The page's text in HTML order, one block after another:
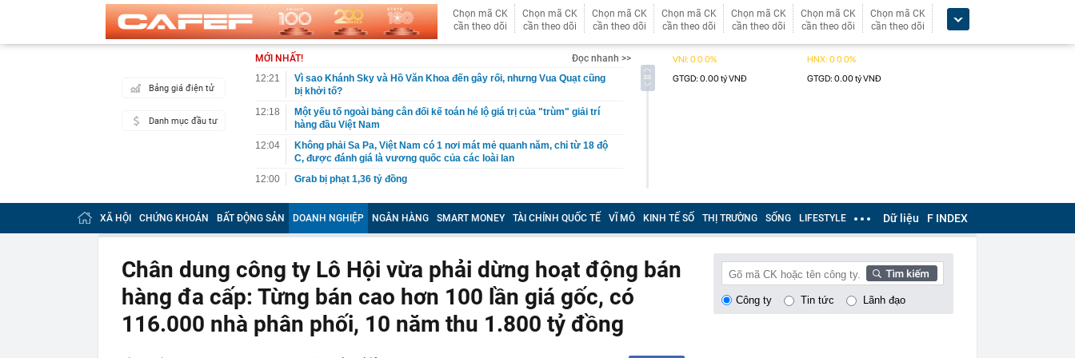
Chọn mã CK
cần theo dõi
Chọn mã CK
cần theo dõi
Chọn mã CK
cần theo dõi
Chọn mã CK
cần theo dõi
Chọn mã CK
cần theo dõi
Chọn mã CK
cần theo dõi
Chọn mã CK
cần theo dõi
Bảng giá điện tử
Danh mục đầu tư
MỚI NHẤT!
Đọc nhanh >>
12:21
Vì sao Khánh Sky và Hồ Văn Khoa đến gây rối, nhưng Vua Quạt cũng
bị khởi tố?
12:18
Một yếu tố ngoài bảng cân đối kế toán hé lộ giá trị của "trùm" giải trí
hàng đầu Việt Nam
12:04
Không phải Sa Pa, Việt Nam có 1 nơi mát mẻ quanh năm, chỉ từ 18 độ
C, được đánh giá là vương quốc của các loài lan
12:00
Grab bị phạt 1,36 tỷ đồng
12:00
BẮT KHẨN CẤP giáo viên BẠO HÀNH TRẺ EM; cơ quan Công an
khuyến cáo người dân, giáo viên, báo mẫu, cơ sở trông giữ trẻ
11:54
Cơ cấu lại vốn nhà nước tại doanh nghiệp, khuyến khích sáp nhập
tê liệt
11:40
Nhà máy lọc dầu doanh thu hơn 100.000 tỷ của Việt Nam lần đầu tiên
xuất bán một loại nhiên liệu mới
11:38
Rắn rất sợ 5 mùi này
XÃ HỘI CHỨNG KHOÁN BẤT ĐỘNG SẢN DOANH NGHIỆP NGÂN HÀNG SMART MONEY TÀI CHÍNH QUỐC TẾ VĨ MÔ KINH TẾ SỐ THỊ TRƯỜNG SỐNG LIFESTYLE Dữ liệu F INDEX
Chân dung công ty Lô Hội vừa phải dừng hoạt động bán
hàng đa cấp: Từng bán cao hơn 100 lần giá gốc, có
116.000 nhà phân phối, 10 năm thu 1.800 tỷ đồng
Công ty Tin tức Lãnh đạo